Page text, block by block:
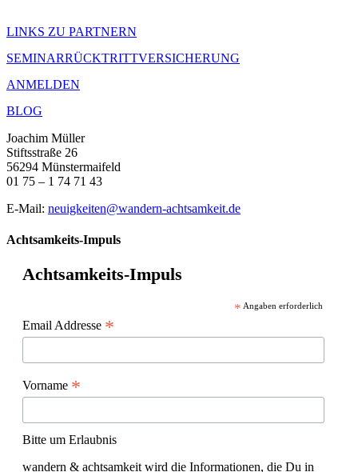
LINKS ZU PARTNERN
SEMINARRÜCKTRITTVERSICHERUNG
ANMELDEN
BLOG
Joachim Müller
Stiftsstraße 26
56294 Münstermaifeld
01 75 – 1 74 71 43
E-Mail: neuigkeiten@wandern-achtsamkeit.de
Achtsamkeits-Impuls
Achtsamkeits-Impuls
* Angaben erforderlich
Email Addresse *
Vorname *
Bitte um Erlaubnis
wandern & achtsamkeit wird die Informationen, die Du in